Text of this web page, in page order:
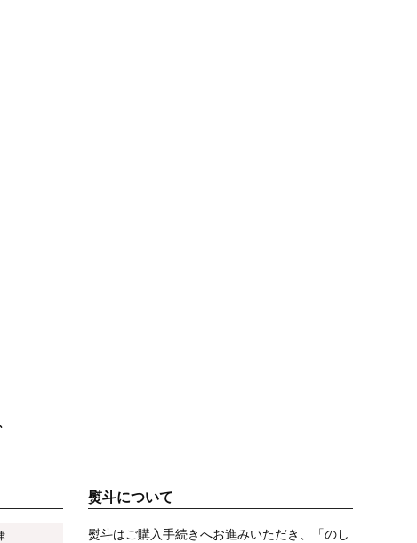
熨斗について
熨斗はご購入手続きへお進みいただき、「のし